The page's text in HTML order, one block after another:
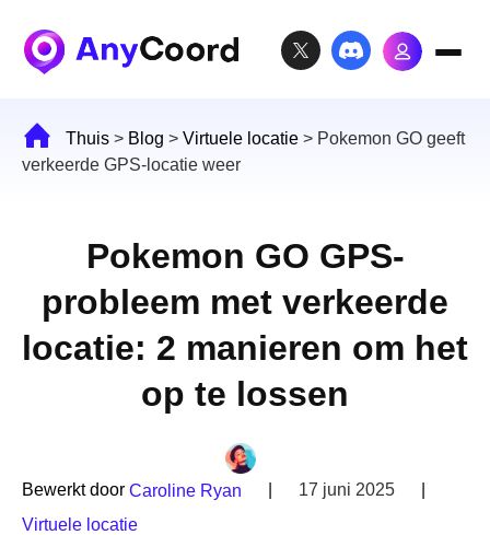
Thuis > Blog > Virtuele locatie > Pokemon GO geeft
verkeerde GPS-locatie weer
Pokemon GO GPS-
probleem met verkeerde
locatie: 2 manieren om het
op te lossen
Bewerkt door Caroline Ryan 17 juni 2025
Virtuele locatie